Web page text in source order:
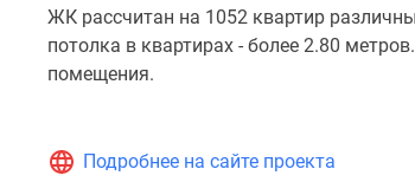
этажи
пятиэтажных
корпусов
коммерческие
ЖК рассчитан на 1052 квартир
потолка в квартирах - более 2.80
помещения.
Подробнее на сайте проекта